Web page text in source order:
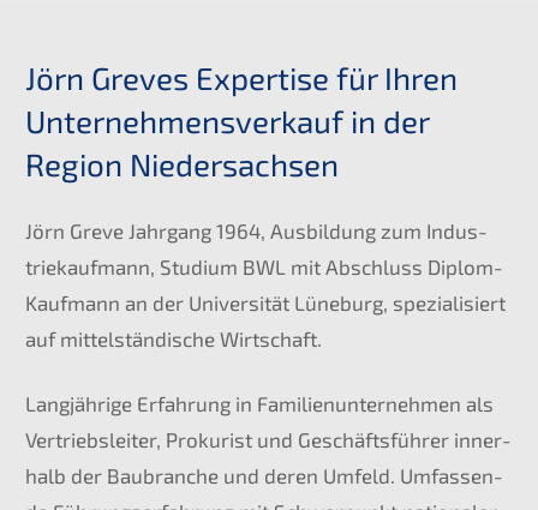
Jörn Greves Exper­ti­se für Ihren
Unter­nehmens­verkauf in der
Region Niedersachsen
Jörn Greve Jahrgang 1964, Ausbil­dung zum Indus­
trie­kauf­mann, Studi­um BWL mit Abschluss Diplom-
Kaufmann an der Univer­si­tät Lüneburg, spezia­li­siert
auf mittel­stän­di­sche Wirtschaft.
Langjäh­ri­ge Erfah­rung in Famili­en­un­ter­neh­men als
Vertriebs­lei­ter, Proku­rist und Geschäfts­füh­rer inner­
halb der Baubran­che und deren Umfeld. Umfas­sen­